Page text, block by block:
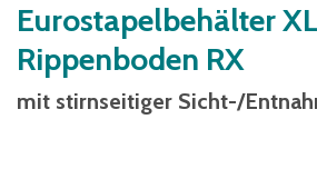
Eurostapelbehälter
Rippenboden RX
mit stirnseitiger Sicht-/